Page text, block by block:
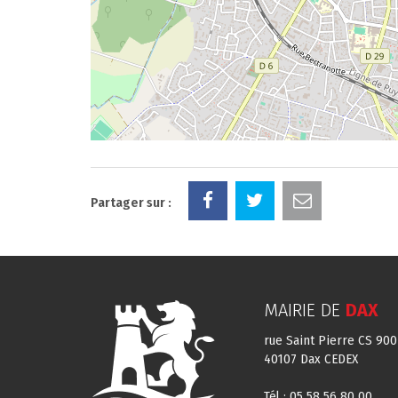
Partager sur :
MAIRIE DE DAX
rue Saint Pierre CS
40107 Dax CEDEX